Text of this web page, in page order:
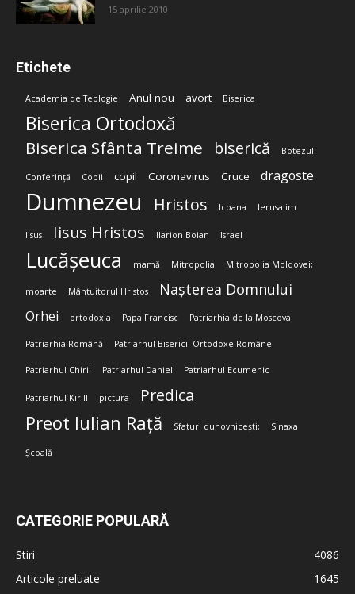
15 aprilie 2010
Etichete
Academia de Teologie Anul nou avort Biserica
Biserica Ortodoxă
Biserica Sfânta Treime biserică Botezul
Conferință Copii copil Coronavirus Cruce dragoste
Dumnezeu Hristos Icoana Ierusalim
Iisus Iisus Hristos Ilarion Boian Israel
Lucășeuca mamă Mitropolia Mitropolia Moldovei;
moarte Mântuitorul Hristos Nașterea Domnului
Orhei ortodoxia Papa Francisc Patriarhia de la Moscova
Patriarhia Română Patriarhul Bisericii Ortodoxe Române
Patriarhul Chiril Patriarhul Daniel Patriarhul Ecumenic
Patriarhul Kirill pictura Predica
Preot Iulian Rață Sfaturi duhovnicești; Sinaxa
Școală
CATEGORIE POPULARĂ
Stiri
4086
Articole preluate
1645